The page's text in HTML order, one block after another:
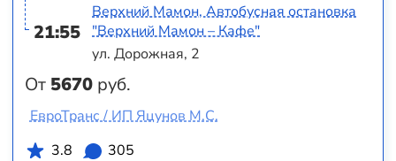
21:55
От 5670 руб.
Верхний Мамон, Автобусная остановка
"Верхний Мамон – Кафе"
ул. Дорожная, 2
ЕвроТранс / ИП Яцунов М.С.
3.8
305